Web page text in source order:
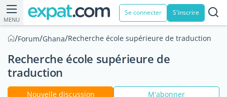
MENU
Se connecter S'inscrire
/Forum/Ghana/Recherche école supérieure de traduction
Recherche école supérieure de
traduction
Nouvelle discussion M'abonner